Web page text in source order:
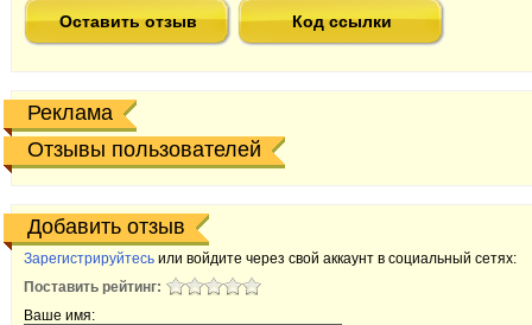
Оставить отзыв Код ссылки
Реклама
Отзывы пользователей
Добавить отзыв
Зарегистрируйтесь или войдите через свой аккаунт в социальный сетях:
Поставить рейтинг:
Ваше имя: